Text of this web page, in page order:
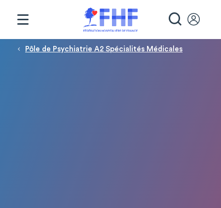
Fil d'Ariane
Pôle de Psychiatrie A2 Spécialités Médicales
Panneau de gestion des cookies